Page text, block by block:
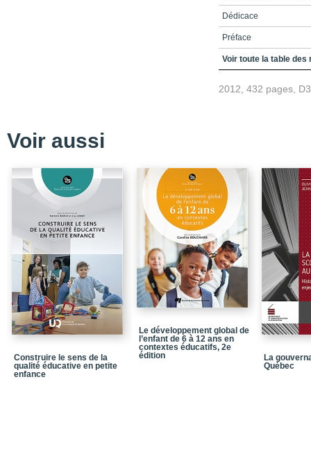
Dédicace
Préface
Remerciements
?
Chapitre 4 - Les
en service de garde
Chapitre 5 - Le
services de garde
Conclusion - Est-il
de garde ?
Postface - SErvices
Notices biographiques
La collection
Voir toute la table des
2012, 432 pages,
Voir aussi
Construire le sens de la
qualité éducative en petite
enfance
Le développement global de
l’enfant de 6 à 12 ans en
contextes éducatifs, 2e
édition
La
Québec